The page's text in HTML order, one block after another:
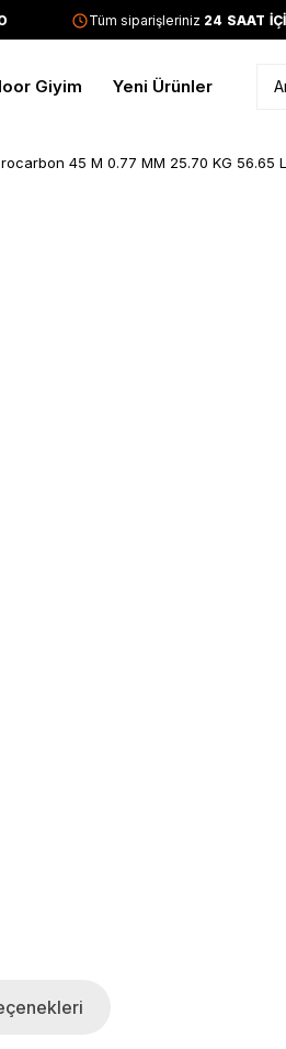
Tüm siparişleriniz24 SAAT
Giyim Yeni Ürünler
45 M 0.77 MM 25.70 KG 56.65